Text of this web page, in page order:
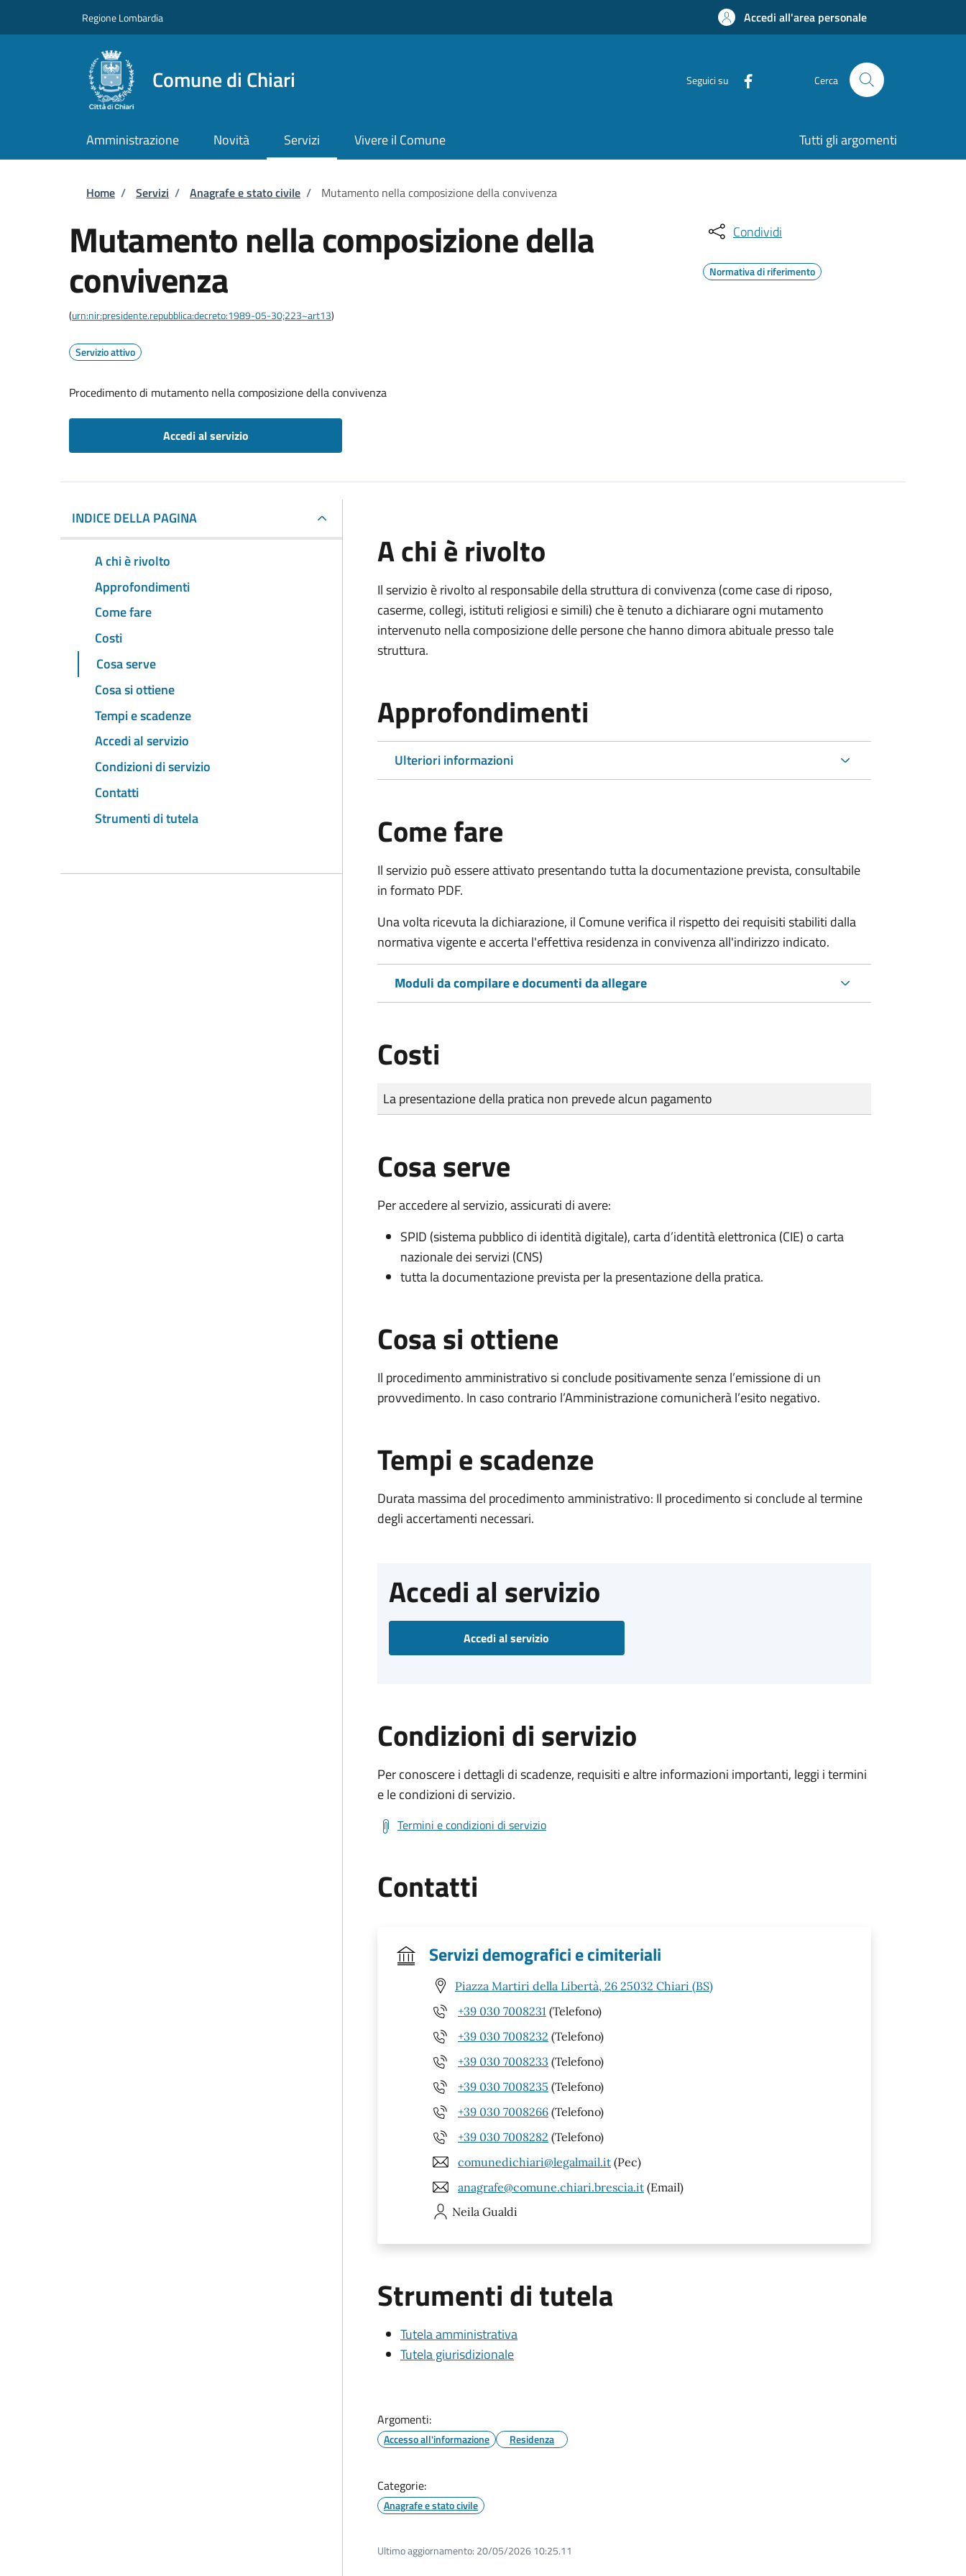
Regione Lombardia Accedi all'area personale
Comune di Chiari Seguici su Cerca
Amministrazione Novità Servizi Vivere il Comune Tutti gli argomenti
Briciole di pane
Home / Servizi / Anagrafe e stato civile / Mutamento nella composizione della convivenza
Mutamento nella composizione della
convivenza
(urn:nir:presidente.repubblica:decreto:1989-05-30;223~art13)
Servizio attivo
Procedimento di mutamento nella composizione della convivenza
Accedi al servizio
Condividi
Normativa di riferimento
INDICE DELLA PAGINA
A chi è rivolto
Approfondimenti
Come fare
Costi
Cosa serve
Cosa si ottiene
Tempi e scadenze
Accedi al servizio
Condizioni di servizio
Contatti
Strumenti di tutela
A chi è rivolto
Il servizio è rivolto al responsabile della struttura di convivenza (come case di riposo,
caserme, collegi, istituti religiosi e simili) che è tenuto a dichiarare ogni mutamento
intervenuto nella composizione delle persone che hanno dimora abituale presso tale
struttura.
Approfondimenti
Ulteriori informazioni
Come fare
Il servizio può essere attivato presentando tutta la documentazione prevista, consultabile
in formato PDF.
Una volta ricevuta la dichiarazione, il Comune verifica il rispetto dei requisiti stabiliti dalla
normativa vigente e accerta l'effettiva residenza in convivenza all'indirizzo indicato.
Moduli da compilare e documenti da allegare
Costi
Tipo di pagamento
Importo
La presentazione della pratica non prevede alcun pagamento
Cosa serve
Per accedere al servizio, assicurati di avere:
SPID (sistema pubblico di identità digitale), carta d’identità elettronica (CIE) o carta
nazionale dei servizi (CNS)
tutta la documentazione prevista per la presentazione della pratica.
Cosa si ottiene
Il procedimento amministrativo si conclude positivamente senza l’emissione di un
provvedimento. In caso contrario l’Amministrazione comunicherà l’esito negativo.
Tempi e scadenze
Durata massima del procedimento amministrativo: Il procedimento si conclude al termine
degli accertamenti necessari.
Accedi al servizio
Accedi al servizio
Condizioni di servizio
Per conoscere i dettagli di scadenze, requisiti e altre informazioni importanti, leggi i termini
e le condizioni di servizio.
Termini e condizioni di servizio
Contatti
Servizi demografici e cimiteriali
Piazza Martiri della Libertà, 26 25032 Chiari (BS)
+39 030 7008231 (Telefono)
+39 030 7008232 (Telefono)
+39 030 7008233 (Telefono)
+39 030 7008235 (Telefono)
+39 030 7008266 (Telefono)
+39 030 7008282 (Telefono)
comunedichiari@legalmail.it (Pec)
anagrafe@comune.chiari.brescia.it (Email)
Neila Gualdi
Strumenti di tutela
Tutela amministrativa
Tutela giurisdizionale
Argomenti:
Accesso all'informazione Residenza
Categorie:
Anagrafe e stato civile
Ultimo aggiornamento: 20/05/2026 10:25.11